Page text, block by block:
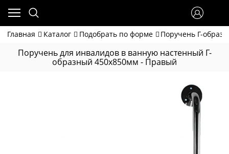
Главная Каталог Подобрать по форме Поручень Г-
Поручень для инвалидов в ванную настенный Г-
образный 450х850мм - Правый